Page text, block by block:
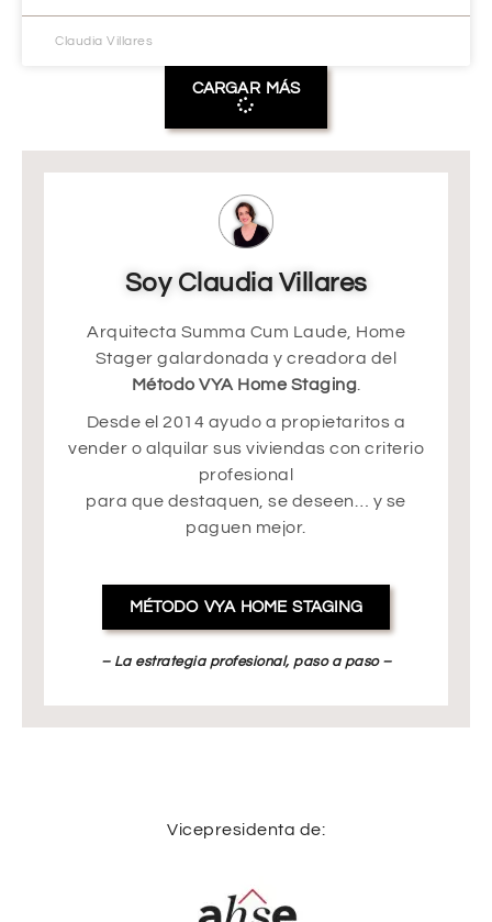
Claudia Villares
CARGAR MÁS
Soy Claudia Villares
Arquitecta Summa Cum Laude, Home
Stager galardonada y creadora del
Método VYA Home Staging
Desde el 2014 ayudo a propietaritos a
vender o alquilar sus viviendas con criterio
profesional
para que destaquen, se deseen… y se
paguen mejor.
MÉTODO VYA HOME STAGING
– La estrategia profesional, paso a paso –
Vicepresidenta de: